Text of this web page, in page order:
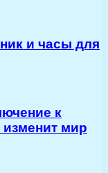
и часы для
к
изменит мир